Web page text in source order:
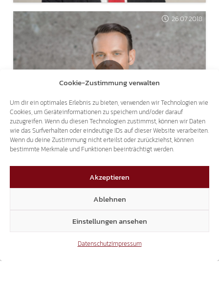
Cookie-Zustimmung verwalten
Um dir ein optimales Erlebnis zu bieten, verwenden wir Technologien wie
Cookies, um Geräteinformationen zu speichern und/oder darauf
zuzugreifen. Wenn du diesen Technologien zustimmst, können wir Daten
wie das Surfverhalten oder eindeutige IDs auf dieser Website verarbeiten.
Wenn du deine Zustimmung nicht erteilst oder zurückziehst, können
bestimmte Merkmale und Funktionen beeinträchtigt werden.
Akzeptieren
Ablehnen
Einstellungen ansehen
DatenschutzImpressum
26.07.2018
THEMA DOPPELPASS
SVEN KNOLL BEI RAI3 – "AGORÀ ESTATE"